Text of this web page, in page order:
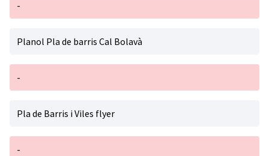
-
Planol Pla de barris Cal Bolavà
-
Pla de Barris i Viles flyer
-